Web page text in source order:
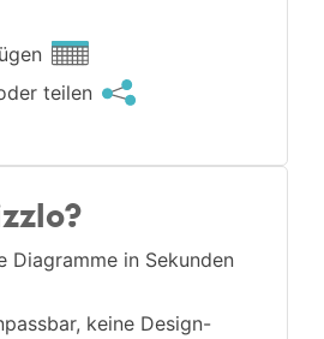
teilen
Diagramme in Sekunden
keine Design-